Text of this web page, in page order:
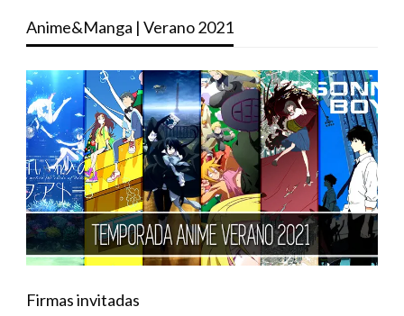
Anime&Manga | Verano 2021
Firmas invitadas